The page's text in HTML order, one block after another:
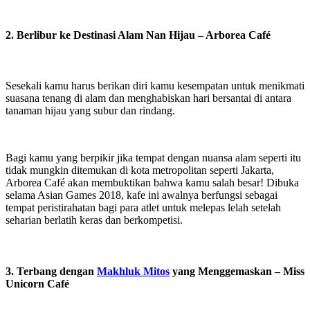
2. Berlibur ke Destinasi Alam Nan Hijau – Arborea Café
Sesekali kamu harus berikan diri kamu kesempatan untuk menikmati
suasana tenang di alam dan menghabiskan hari bersantai di antara
tanaman hijau yang subur dan rindang.
Bagi kamu yang berpikir jika tempat dengan nuansa alam seperti itu
tidak mungkin ditemukan di kota metropolitan seperti Jakarta,
Arborea Café akan membuktikan bahwa kamu salah besar! Dibuka
selama Asian Games 2018, kafe ini awalnya berfungsi sebagai
tempat peristirahatan bagi para atlet untuk melepas lelah setelah
seharian berlatih keras dan berkompetisi.
3. Terbang dengan Makhluk Mitos yang Menggemaskan – Miss
Unicorn Café